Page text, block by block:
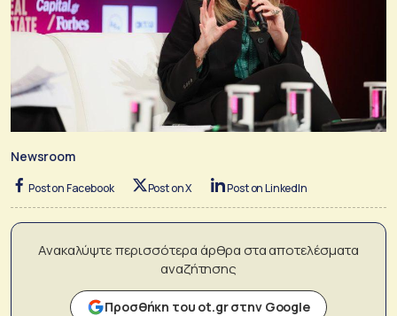
Newsroom
Post on Facebook Post on X Post on LinkedIn
Ανακαλύψτε περισσότερα άρθρα στα αποτελέσματα
αναζήτησης
Προσθήκη του ot.gr στην Google